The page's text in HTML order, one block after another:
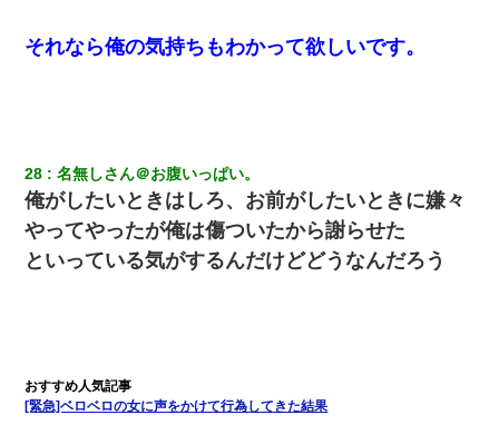
近づいて頭突きをしてきて…
私『貯金貯まったし、やっと家建てられるね！』夫「実家を二世
帯住宅にした。それに貯金使った」→私『離婚しよう』夫「え
っ」私『使った貯金はあげるから』→すると…
[緊急]ベロベロの女に声をかけて行為してきた結果
【GJ!】会社から帰宅中、広い駐車場にエンジンかけっ放しの車を
それなら俺の気持ちもわかって欲しいです。
28 名無しさん＠お腹いっぱい。
俺がしたいときはしろ、お前がしたいときに嫌々
やってやったが俺は傷ついたから謝らせた
といっている気がするんだけどどうなんだろう
[緊急]ベロベロの女に声をかけて行為してきた結果